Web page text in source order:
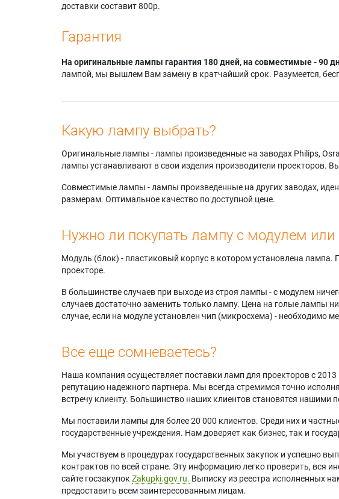
доставки составит 800р.
Гарантия
На оригинальные лампы гарантия 180 дней, на совместимые - 90
лампой, мы вышлем Вам замену в кратчайший срок. Разумеется,
Какую лампу выбрать?
Оригинальные лампы - лампы произведенные на заводах Philips,
лампы устанавливают в свои изделия производители проекторов.
Совместимые лампы - лампы произведенные на других заводах,
размерам. Оптимальное качество по доступной цене.
Нужно ли покупать лампу с модулем или
Модуль (блок) - пластиковый корпус в котором установлена
проекторе.
В большинстве случаев при выходе из строя лампы - с модулем
случаев достаточно заменить только лампу. Цена на голые лампы
случае, если на модуле установлен чип (микросхема) - необходимо
Все еще сомневаетесь?
Наша компания осуществляет поставки ламп для проекторов с
репутацию надежного партнера. Мы всегда стремимся точно
встречу клиенту. Большинство наших клиентов становятся нашими
Мы поставили лампы для более 20 000 клиентов. Среди них и
государственные учреждения. Нам доверяет как бизнес, так и
Мы участвуем в процедурах государственных закупок и успешно
контрактов по всей стране. Эту информацию легко проверить, вся
сайте госзакупок Zakupki.gov.ru. Выписку из реестра исполненных
предоставить всем заинтересованным лицам.